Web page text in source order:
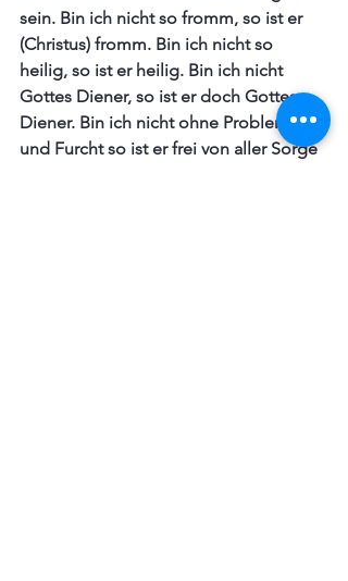
sein. Bin ich nicht so fromm, so ist er
(Christus) fromm. Bin ich nicht so
heilig, so ist er heilig. Bin ich nicht
Gottes Diener, so ist er doch Gottes
Diener. Bin ich nicht ohne Probleme
und Furcht so ist er frei von aller Sorge